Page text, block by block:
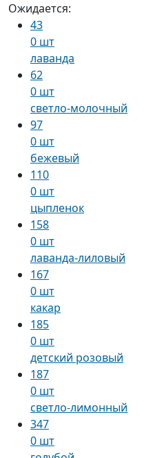
Ожидается:
43
0 шт
лаванда
62
0 шт
светло-молочный
97
0 шт
бежевый
110
0 шт
цыпленок
158
0 шт
лаванда-лиловый
167
0 шт
какар
185
0 шт
детский розовый
187
0 шт
светло-лимонный
347
0 шт